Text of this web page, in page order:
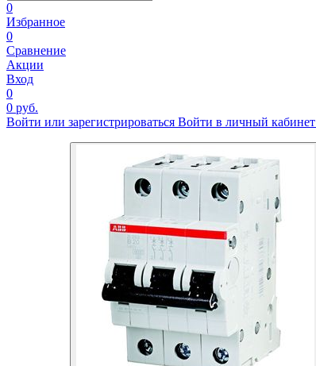
0
Избранное
0
Сравнение
Акции
Вход
0
0 руб.
Войти или зарегистрироваться Войти в личный кабинет